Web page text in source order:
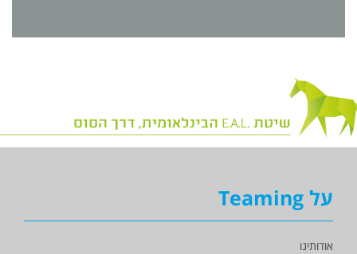
על Teaming
אודותינו